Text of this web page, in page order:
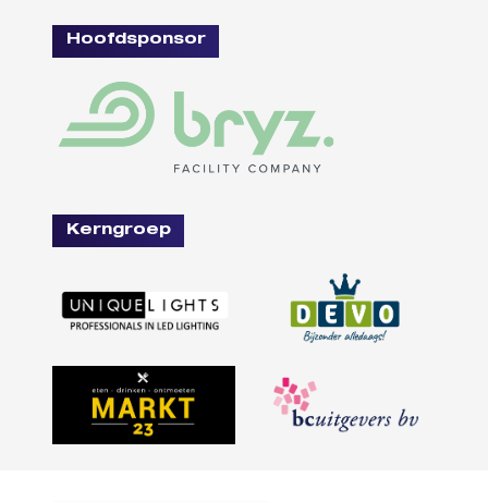
Hoofdsponsor
Kerngroep